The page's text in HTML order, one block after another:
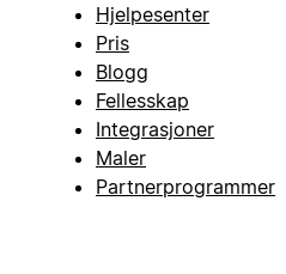
Hjelpesenter
Pris
Blogg
Fellesskap
Integrasjoner
Maler
Partnerprogrammer